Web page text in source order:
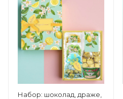
Набор: шоколад, драже,